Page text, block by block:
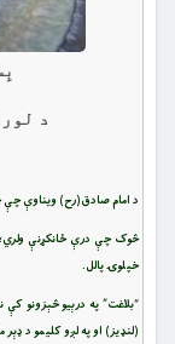
د
د امام صادق(رح) ویناوې چې
څوک چې درې ځانکړنې
خپلوۍ پالل.
“بلاغت” په درېیو څېزونو
(لنډیز) او په لږو کلیمو د